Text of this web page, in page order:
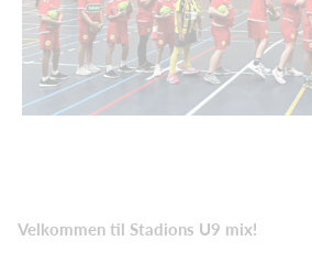
Velkommen til Stadions U9 mix!